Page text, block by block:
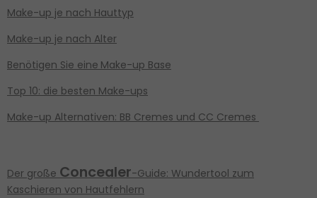
Make-up je nach Hauttyp
Make-up je nach Alter
Benötigen Sie eine Make-up Base
Top 10: die besten Make-ups
Make-up Alternativen: BB Cremes und CC Cremes
Der große Concealer-Guide: Wundertool zum
Kaschieren von Hautfehlern